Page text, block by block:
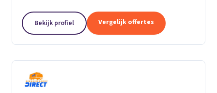
opslag van inboedel, de- en montageservice,...
Bekijk profiel Vergelijk offertes